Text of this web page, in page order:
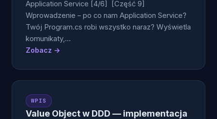
Application Service [4/6] [Część 9]
Wprowadzenie – po co nam Application Service?
Twój Program.cs robi wszystko naraz? Wyświetla
komunikaty,…
Zobacz →
WPIS
Value Object w DDD — implementacja